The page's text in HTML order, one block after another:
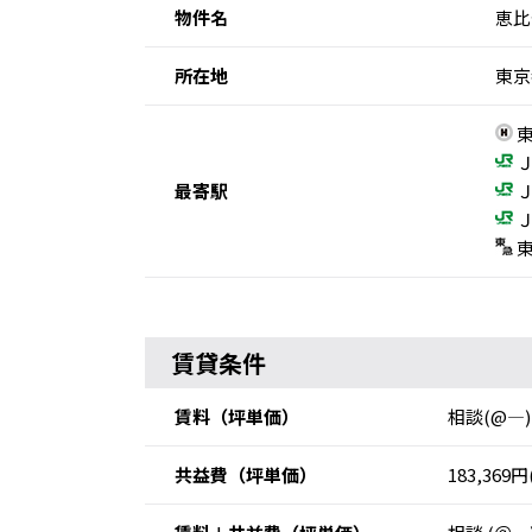
物件名 恵
所在地 東
最寄駅
賃貸条件
賃料 （坪単価） 相談(@―)
共益費 （坪単価） 183,369